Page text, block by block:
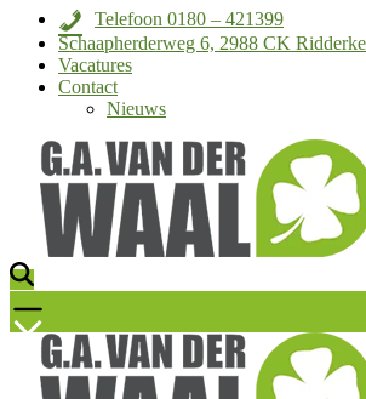
Telefoon 0180 – 421399
Schaapherderweg 6, 2988 CK
Vacatures
Contact
Nieuws